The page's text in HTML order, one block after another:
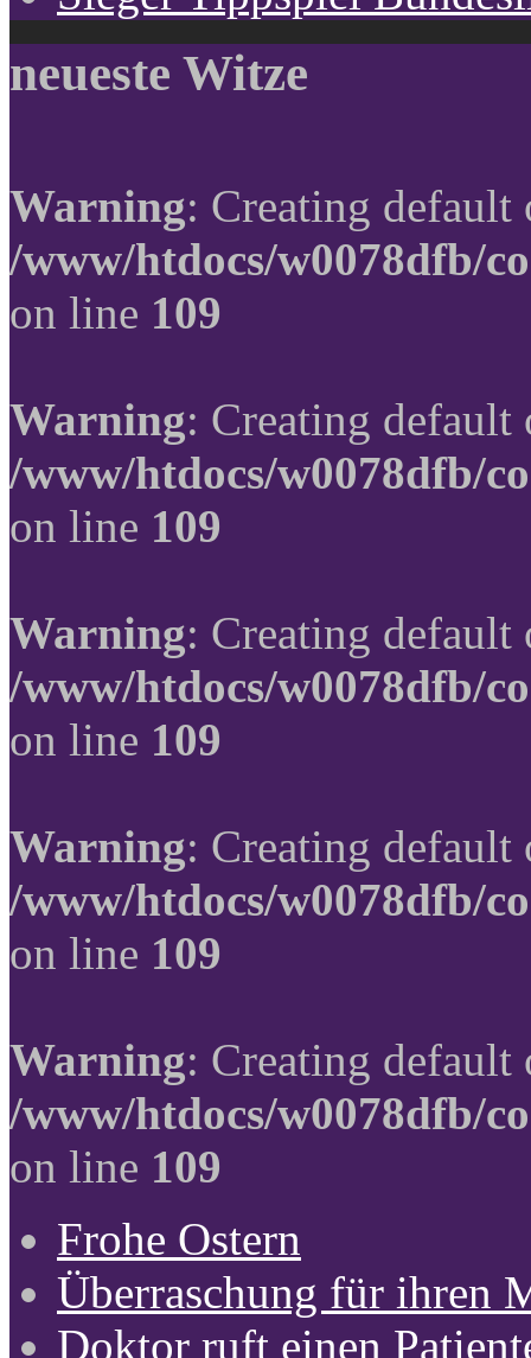
neueste Witze
Warning: Creating
/www/htdocs/w0078dfb/
on line 109
Warning: Creating
/www/htdocs/w0078dfb/
on line 109
Warning: Creating
/www/htdocs/w0078dfb/
on line 109
Warning: Creating
/www/htdocs/w0078dfb/
on line 109
Warning: Creating
/www/htdocs/w0078dfb/
on line 109
Frohe Ostern
Überraschung für ihren
Doktor ruft einen